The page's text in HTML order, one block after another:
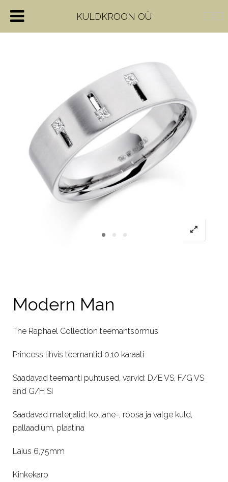
Modern Man
The Raphael Collection teemantsõrmus
Princess lihvis teemantid 0,10 karaati
Saadavad teemanti puhtused, värvid: D/E VS, F/G VS
and G/H Si
Saadavad materjalid: kollane-, roosa ja valge kuld,
pallaadium, plaatina
Laius 6,75mm
Kinkekarp
KULDKROON OÜ